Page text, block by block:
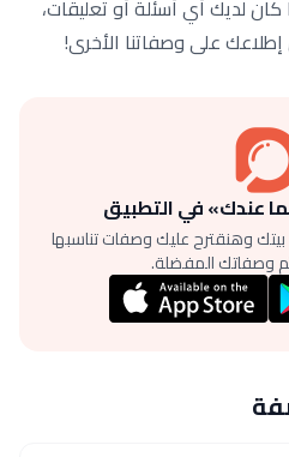
كان لديك أي أسئلة أو تعليقات،
إطلاعك على وصفاتنا الأخرى!
عندك» في التطبيق
وهنقترح عليك وصفات تناسبها
وصفاتك المفضلة.